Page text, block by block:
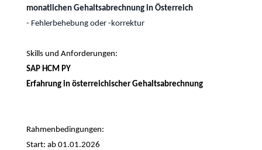
monatlichen Gehaltsabrechnung in Österreich
- Fehlerbehebung oder -korrektur
Skills und Anforderungen:
SAP HCM PY
Erfahrung in österreichischer Gehaltsabrechnung
Rahmenbedingungen:
Start: ab 01.01.2026